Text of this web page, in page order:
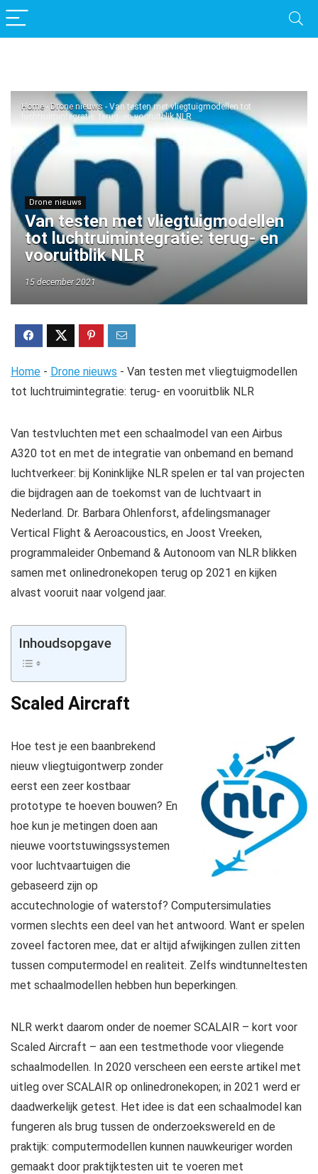
Home - Drone nieuws- Van testen met vliegtuigmodellen tot
luchtruimintegratie: terug- en vooruitblik NLR
Drone nieuws
Van testen met vliegtuigmodellen
tot luchtruimintegratie: terug- en
vooruitblik NLR
15 december 2021
Home - Drone nieuws - Van testen met vliegtuigmodellen
tot luchtruimintegratie: terug- en vooruitblik NLR
Van testvluchten met een schaalmodel van een Airbus
A320 tot en met de integratie van onbemand en bemand
luchtverkeer: bij Koninklijke NLR spelen er tal van projecten
die bijdragen aan de toekomst van de luchtvaart in
Nederland. Dr. Barbara Ohlenforst, afdelingsmanager
Vertical Flight & Aeroacoustics, en Joost Vreeken,
programmaleider Onbemand & Autonoom van NLR blikken
samen met onlinedronekopen terug op 2021 en kijken
alvast vooruit naar volgend jaar.
Inhoudsopgave
Scaled Aircraft
Hoe test je een baanbrekend
nieuw vliegtuigontwerp zonder
eerst een zeer kostbaar
prototype te hoeven bouwen? En
hoe kun je metingen doen aan
nieuwe voortstuwingssystemen
voor luchtvaartuigen die
gebaseerd zijn op
accutechnologie of waterstof? Computersimulaties
vormen slechts een deel van het antwoord. Want er spelen
zoveel factoren mee, dat er altijd afwijkingen zullen zitten
tussen computermodel en realiteit. Zelfs windtunneltesten
met schaalmodellen hebben hun beperkingen.
NLR werkt daarom onder de noemer SCALAIR – kort voor
Scaled Aircraft – aan een testmethode voor vliegende
schaalmodellen. In 2020 verscheen een eerste artikel met
uitleg over SCALAIR op onlinedronekopen; in 2021 werd er
daadwerkelijk getest. Het idee is dat een schaalmodel kan
fungeren als brug tussen de onderzoekswereld en de
praktijk: computermodellen kunnen nauwkeuriger worden
gemaakt door praktijktesten uit te voeren met